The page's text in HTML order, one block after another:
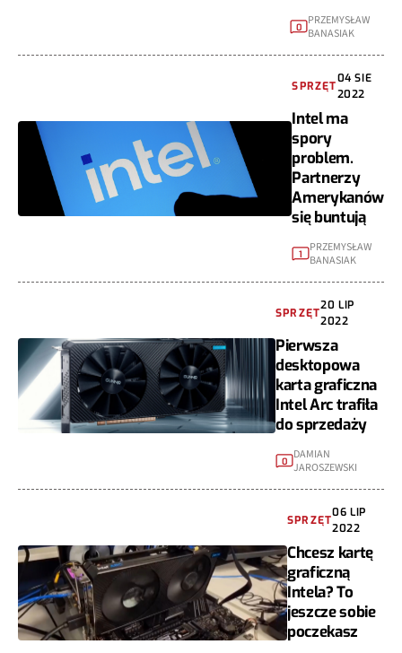
0
PRZEMYSŁAW
BANASIAK
SPRZĘT
04 SIE
2022
Intel ma
spory
problem.
Partnerzy
Amerykanów
się buntują
1
PRZEMYSŁAW
BANASIAK
SPRZĘT
20 LIP
2022
Pierwsza
desktopowa
karta graficzna
Intel Arc trafiła
do sprzedaży
0
DAMIAN
JAROSZEWSKI
SPRZĘT
06 LIP
2022
Chcesz kartę
graficzną
Intela? To
jeszcze sobie
poczekasz